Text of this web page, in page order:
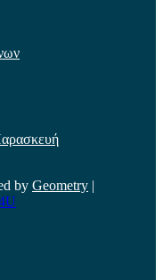
by Geometry |